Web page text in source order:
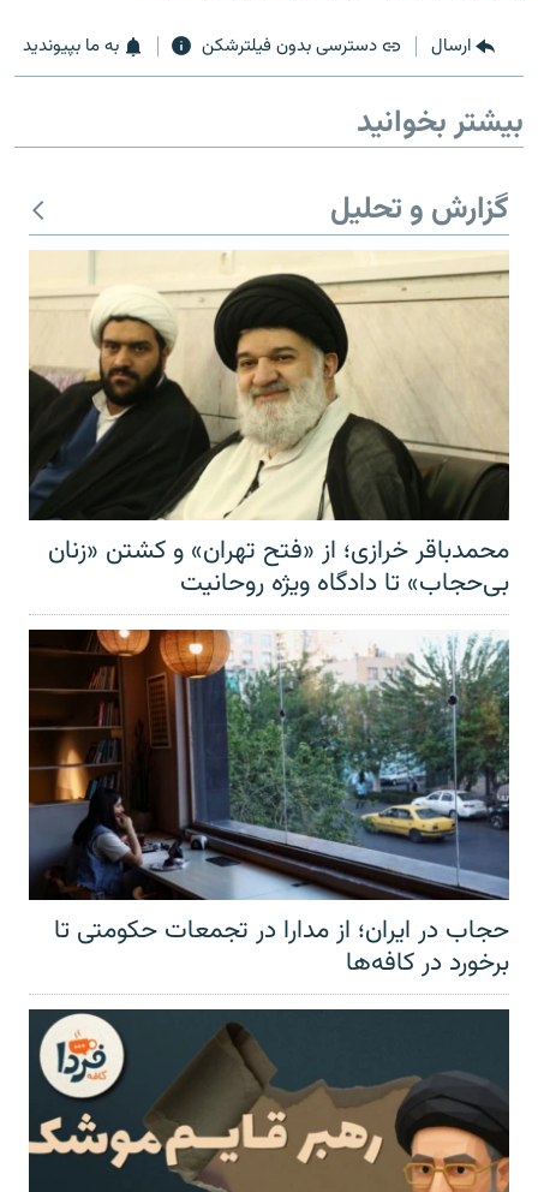
ارسال دسترسی بدون فیلترشکن به ما بپیوندید
بیشتر بخوانید
گزارش و تحلیل
محمدباقر خرازی؛ از «فتح تهران» و کشتن «زنان
بی‌حجاب» تا دادگاه ویژه روحانیت
حجاب در ایران؛ از مدارا در تجمعات حکومتی تا
برخورد در کافه‌ها